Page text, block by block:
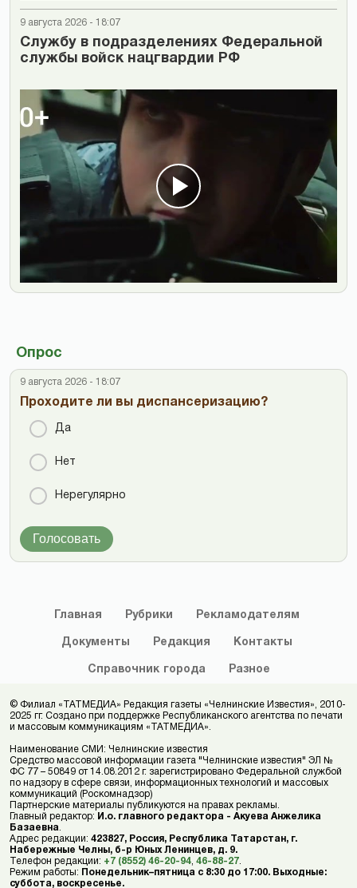
9 августа 2026 - 18:07
Cлужбу в подразделениях Федеральной
службы войск нацгвардии РФ
Опрос
9 августа 2026 - 18:07
Проходите ли вы диспансеризацию?
Да
Нет
Нерегулярно
Голосовать
Главная Рубрики Рекламодателям
Документы Редакция Контакты
Справочник города Разное
© Филиал «ТАТМЕДИА» Редакция газеты «Челнинские Известия», 2010-
2025 гг. Создано при поддержке Республиканского агентства по печати
и массовым коммуникациям «ТАТМЕДИА».
Наименование СМИ: Челнинские известия
Средство массовой информации газета "Челнинские известия" ЭЛ №
ФС 77 – 50849 от 14.08.2012 г. зарегистрировано Федеральной службой
по надзору в сфере связи, информационных технологий и массовых
коммуникаций (Роскомнадзор)
Партнерские материалы публикуются на правах рекламы.
Главный редактор: И.о. главного редактора - Акуева Анжелика
Базаевна
Адрес редакции: 423827, Россия, Республика Татарстан, г.
Набережные Челны, б-р Юных Ленинцев, д. 9.
Телефон редакции: +7 (8552) 46-20-94 46-88-27
Режим работы: Понедельник–пятница с 8:30 до 17:00. Выходные:
суббота, воскресенье.